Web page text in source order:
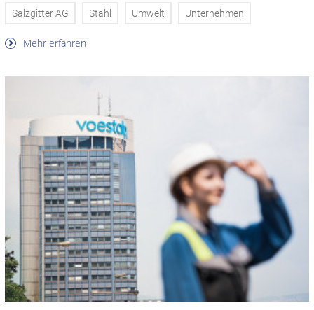
Salzgitter AG Stahl Umwelt Unternehmen
Mehr erfahren